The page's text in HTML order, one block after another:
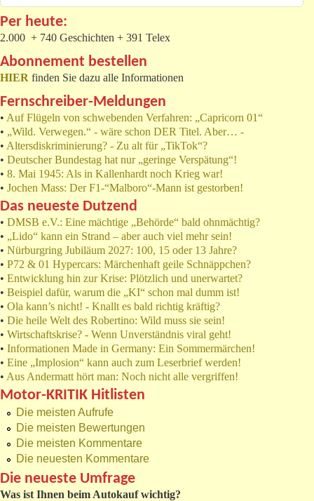
Per heute:
2.000 + 740 Geschichten + 391 Telex
Abonnement bestellen
HIER finden Sie dazu alle Informationen
Fernschreiber-Meldungen
• Auf Flügeln von schwebenden Verfahren: „Capricorn 01“
• „Wild. Verwegen.“ - wäre schon DER Titel. Aber… -
• Altersdiskriminierung? - Zu alt für „TikTok“?
• Deutscher Bundestag hat nur „geringe Verspätung“!
• 8. Mai 1945: Als in Kallenhardt noch Krieg war!
• Jochen Mass: Der F1-“Malboro“-Mann ist gestorben!
Das neueste Dutzend
• DMSB e.V.: Eine mächtige „Behörde“ bald ohnmächtig?
• „Lido“ kann ein Strand – aber auch viel mehr sein!
• Nürburgring Jubiläum 2027: 100, 15 oder 13 Jahre?
• P72 & 01 Hypercars: Märchenhaft geile Schnäppchen?
• Entwicklung hin zur Krise: Plötzlich und unerwartet?
• Beispiel dafür, warum die „KI“ schon mal dumm ist!
• Ola kann’s nicht! - Knallt es bald richtig kräftig?
• Die heile Welt des Robertino: Wild muss sie sein!
• Wirtschaftskrise? - Wenn Unverständnis viral geht!
• Informationen Made in Germany: Ein Sommermärchen!
• Eine „Implosion“ kann auch zum Leserbrief werden!
• Aus Andermatt hört man: Noch nicht alle vergriffen!
Motor-KRITIK Hitlisten
Die meisten Aufrufe
Die meisten Bewertungen
Die meisten Kommentare
Die neuesten Kommentare
Die neueste Umfrage
Was ist Ihnen beim Autokauf wichtig?